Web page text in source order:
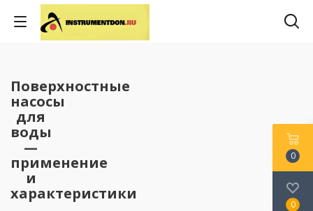
Поверхностные
насосы
для
воды
—
применение
и
характеристики
0
0